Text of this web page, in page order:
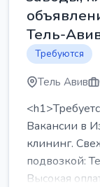
Тель-
Требуются
Тель Авив
Вакансии в
клининг.
подвозкой:
Высокая